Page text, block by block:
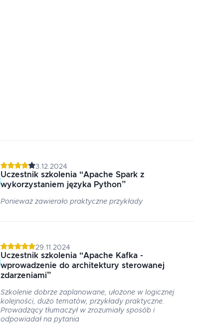
3.12.2024
Uczestnik szkolenia “Apache Spark z
wykorzystaniem języka Python”
Ponieważ zawierało praktyczne przykłady
29.11.2024
Uczestnik szkolenia “Apache Kafka -
wprowadzenie do architektury sterowanej
zdarzeniami”
Szkolenie dobrze zaplanowane, ułożone w logicznej
kolejności, dużo tematów, przykłady praktyczne.
Prowadzący tłumaczył w zrozumiały sposób i
odpowiadał na pytania